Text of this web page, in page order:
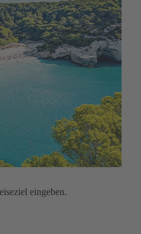
eingeben.